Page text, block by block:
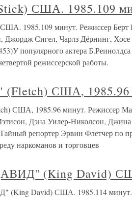
США. 1985.109
1985.109 минут. Режиссер Берт
Джордж Сигел, Чарлз Дёрнинг,
популярного актера
режиссерской работы.
США, 1985.96
США, 1985.96 минут. Режиссер
Дэна Уилер-Николсон,
репортер Эрвин Флетчер по
наркоманов и торговцев
(King David)
David) США. 1985.114 минут.